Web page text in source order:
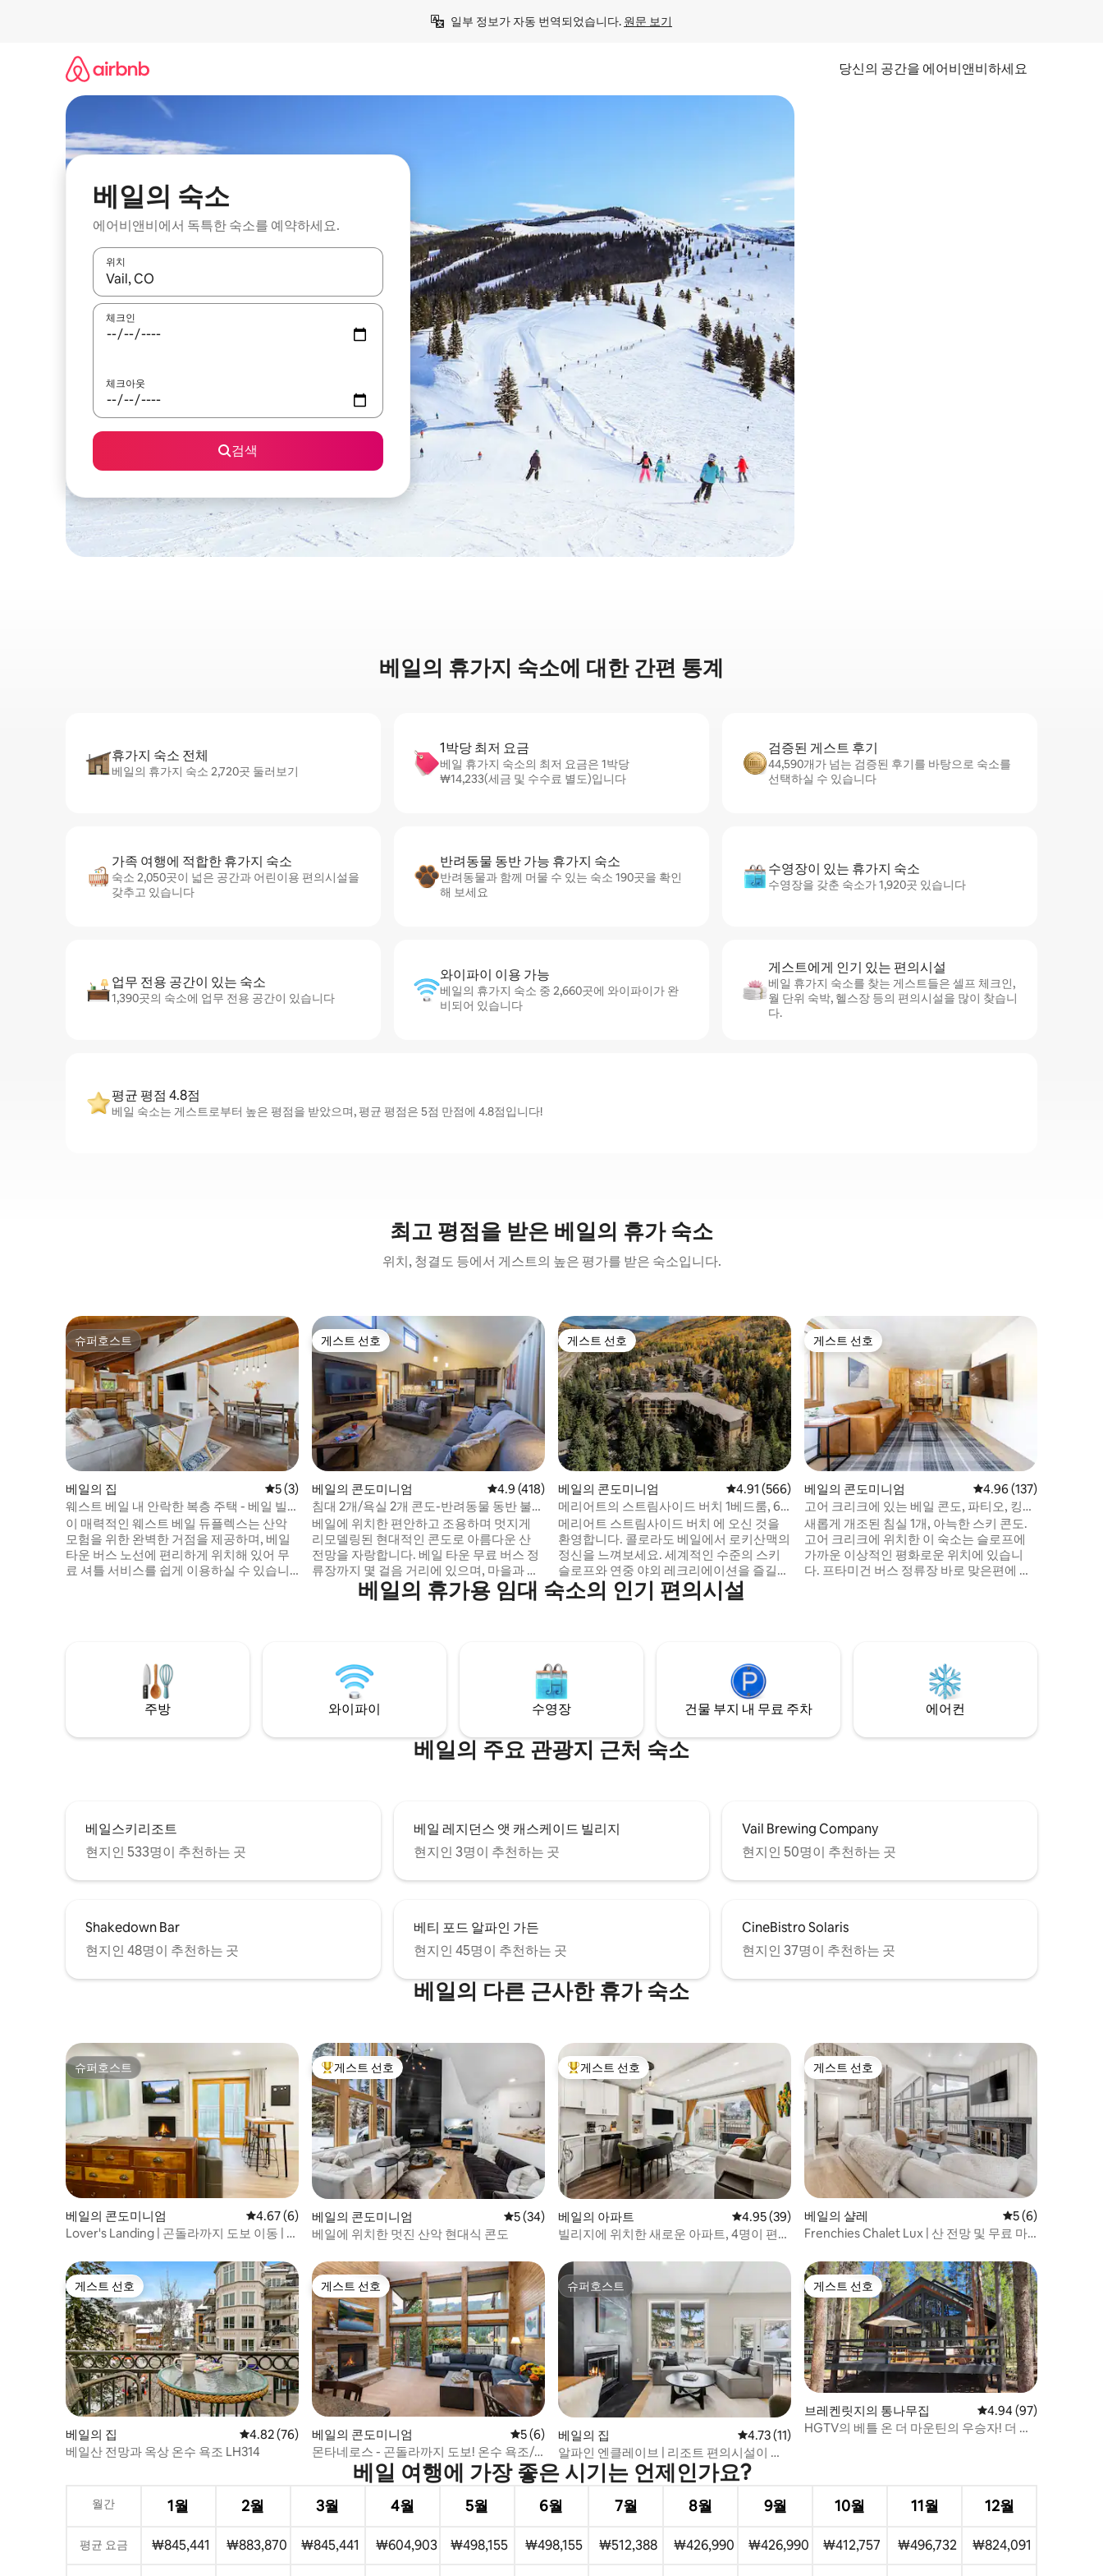
일부 정보가 자동 번역되었습니다. 원문 보기
당신의 공간을 에어비앤비하세요
베일의 숙소
에어비앤비에서 독특한 숙소를 예약하세요.
위치
결과가 나오면 위·아래 화살표 키를 사용하거나 터치 또는 스와이프 동작으로 탐색하세요.
체크인
체크아웃
검색
베일의 휴가지 숙소에 대한 간편 통계
휴가지 숙소 전체
베일의 휴가지 숙소 2,720곳 둘러보기
1박당 최저 요금
베일 휴가지 숙소의 최저 요금은 1박당
₩14,233(세금 및 수수료 별도)입니다
검증된 게스트 후기
44,590개가 넘는 검증된 후기를 바탕으로 숙소를
선택하실 수 있습니다
가족 여행에 적합한 휴가지 숙소
숙소 2,050곳이 넓은 공간과 어린이용 편의시설을
갖추고 있습니다
반려동물 동반 가능 휴가지 숙소
반려동물과 함께 머물 수 있는 숙소 190곳을 확인
해 보세요
수영장이 있는 휴가지 숙소
수영장을 갖춘 숙소가 1,920곳 있습니다
업무 전용 공간이 있는 숙소
1,390곳의 숙소에 업무 전용 공간이 있습니다
와이파이 이용 가능
베일의 휴가지 숙소 중 2,660곳에 와이파이가 완
비되어 있습니다
게스트에게 인기 있는 편의시설
베일 휴가지 숙소를 찾는 게스트들은 셀프 체크인,
월 단위 숙박, 헬스장 등의 편의시설을 많이 찾습니
다.
평균 평점 4.8점
베일 숙소는 게스트로부터 높은 평점을 받았으며, 평균 평점은 5점 만점에 4.8점입니다!
최고 평점을 받은 베일의 휴가 숙소
위치, 청결도 등에서 게스트의 높은 평가를 받은 숙소입니다.
슈퍼호스트
슈퍼호스트
베일의 집 평점 5점(5점 만점), 후기 3개
5 (3)
웨스트 베일 내 안락한 복층 주택 - 베일 빌
리지 근처
이 매력적인 웨스트 베일 듀플렉스는 산악
모험을 위한 완벽한 거점을 제공하며, 베일
타운 버스 노선에 편리하게 위치해 있어 무
료 셔틀 서비스를 쉽게 이용하실 수 있습니
하이킹 트레일에서 하루를 보낸 후 휴식을
취하기에 완벽합니다. - 집에서 조리하는 식
사를 위한 모든 필수품이 완비된 주방 - 버스
정류장까지 도보 1분 베일 타운과 가까운 거
리에 있으며, 상점, 레스토랑, 하이킹 및 자
전거 트레일, 세계적 수준의 스키장에 쉽게
와이파이 - 편의를 위한 세탁기 및 건조기 -
쌀쌀한 밤을 따뜻하게 해주는 아늑한 벽난
로 - 아스펜 나무로 둘러싸여 있고 산 전망을
다보입니다. - 석양을 즐길 수 있는 서쪽을
인더 아름답게 꾸며진 이 듀플렉스에서 베
일의 최고를 경험해보세요. 산속에서 내 집
처럼 편안하게 지낼 수 있는 완벽한 숙소입
니다! 스키를 타거나, 하이킹을 하거나, 그저
트는 외부 주차장을 이용할 수 있으며, 최대
2대까지 주차할 수 있습니다. -숙소에는 에
어컨이 없지만, 시원한 산속 밤 덕분에 쾌적
한 분위기에서 편안한 수면을 취할 수 있습
니다. 각 방마다 선풍기가 있습니다. 밤에는
창문을 열고 낮에는 블라인드를 내리시기를
권장합니다. - 예약 시, 예약 확정과 함께 게
스트 포털 초대장을 받게 됩니다. 도착 당일
출입 안내가 문자 메시지로 전송됩니다. - 숙
소에는 화장지, 종이 타월, 세탁 세제 및 식기
세척제, 비누/샴푸/린스, 스펀지, 쓰레기 봉
투 등 예약에 필요한 게스트용 무료 용품 및
편의용품이 구비되어 있습니다. 숙박 기간
에 현지 식료품점이 있습니다. -록키산맥에
서는 4륜구동 또는 전륜구동 차량을 적극 추
천합니다. 특히 겨울철에는 눈보라가 발생
하는 동안 견인법에 따라 4륜구동 또는 전륜
구동 차량이 종종 필요합니다. - 숙소, 계절
별 이용, 장기 숙박 및/또는 혜택 문의 및/또
는 현지 추천에 대해 궁금한 점이 있으면 메
시지를 보내주세요. 현지 간병인이 훌륭한
서비스를 제공해드릴 수 있습니다. 매우 도
움이 되고 응답이 빠릅니다! 베일 타운 STR
# 043748
게스트 선호
게스트 선호
베일의 콘도미니엄 평점 4.9점(5점 만점), 후기 418개
4.9 (418)
침대 2개/욕실 2개 콘도-반려동물 동반 불
가, 킹/트윈*
베일에 위치한 편안하고 조용하며 멋지게
리모델링된 현대적인 콘도로 아름다운 산
전망을 자랑합니다. 베일 타운 무료 버스 정
류장까지 몇 걸음 거리에 있으며, 마을과 스
키 지역까지 차로 단 10분 거리에 있습니다.
웨스트 베일 레스토랑, 바, 식료품점까지 도
대 2개로 구성할 수 있습니다. 게스트 주차
공간 2개. HOA에서는 반려동물을 동반할
수 없습니다. 메인 거실 공간에 에어컨이 있
습니다.
게스트 선호
게스트 선호
베일의 콘도미니엄 평점 4.91점(5점 만점), 후기 566개
4.91 (566)
메리어트의 스트림사이드 버치 1베드룸, 6
명 수용 가능
메리어트 스트림사이드 버치 에 오신 것을
환영합니다. 콜로라도 베일에서 로키산맥의
정신을 느껴보세요. 세계적인 수준의 스키
슬로프와 연중 야외 레크리에이션을 즐길
수 있는 메리어트 스트림사이드 버치 에이
트 베일은 콜로라도 산맥에서 즐거운 시간
을 하이킹하고, 캐스케이드 빌리지의 부티
크에서 쇼핑을 하고, 눈부신 강에서 래프팅
을 즐기고, 훌륭한 야외에서 끝없는 레저 활
동을 즐겨보세요.
게스트 선호
게스트 선호
베일의 콘도미니엄 평점 4.96점(5점 만점),
4.96 (137)
고어 크리크에 있는 베일 콘도, 파티오, 킹사
이즈 침대 + 소파베드
새롭게 개조된 침실 1개, 아늑한 스키 콘도.
고어 크리크에 위치한 이 숙소는 슬로프에
가까운 이상적인 평화로운 위치에 있습니
다. 프타미건 버스 정류장 바로 맞은편에 있
파가 있는 개울의 멋진 풍경을 즐겨보세요.
베일 휴가를 위한 완벽한 장소입니다.
베일의 휴가용 임대 숙소의 인기 편의시설
주방 와이파이 수영장 건물 부지 내 무료 주차 에어컨
베일의 주요 관광지 근처 숙소
베일스키리조트
현지인 533명이 추천하는 곳
베일 레지던스 앳 캐스케이드 빌리지
현지인 3명이 추천하는 곳
Vail Brewing Company
현지인 50명이 추천하는 곳
Shakedown Bar
현지인 48명이 추천하는 곳
베티 포드 알파인 가든
현지인 45명이 추천하는 곳
CineBistro Solaris
현지인 37명이 추천하는 곳
베일의 다른 근사한 휴가 숙소
슈퍼호스트
슈퍼호스트
베일의 콘도미니엄 평점 4.67점(5점 만점), 후기 6개
4.67 (6)
Lover's Landing | 곤돌라까지 도보 이동 | 옥
상위 게스트 선호
게스트 선호
베일의 콘도미니엄 평점 5점(5점 만점), 후기 34개
5 (34)
베일에 위치한 멋진 산악 현대식 콘도
상위 게스트 선호
게스트 선호
베일의 아파트 평점 4.95점(5점 만점), 후기 39개
4.95 (39)
빌리지에 위치한 새로운 아파트, 4명이 편안
게스트 선호
게스트 선호
베일의 샬레 평점 5점(5점 만점
5 (6)
Frenchies Chalet Lux | 산 전망 및 무료 마
게스트 선호
게스트 선호
베일의 집 평점 4.82점(5점 만점), 후기 76개
4.82 (76)
베일산 전망과 옥상 온수 욕조 LH314
게스트 선호
게스트 선호
베일의 콘도미니엄 평점 5점(5점 만점), 후기 6개
5 (6)
몬타네로스 - 곤돌라까지 도보! 온수 욕조/
슈퍼호스트
슈퍼호스트
베일의 집 평점 4.73점(5점 만점), 후기 11개
4.73 (11)
알파인 엔클레이브 | 리조트 편의시설이 있
는 센트럴
게스트 선호
게스트 선호
브레켄릿지의 통나무집 평점 4.94점(5점 만점),
4.94 (97)
HGTV의 베틀 온 더 마운틴의 우승자! 더 로
베일 여행에 가장 좋은 시기는 언제인가요?
월간 1월 2월 3월 4월 5월 6월 7월 8월 9월 10월 11월 12월
평균 요금 ₩845,441 ₩883,870 ₩845,441 ₩604,903 ₩498,155 ₩498,155 ₩512,388 ₩426,990 ₩426,990 ₩412,757 ₩496,732 ₩824,091